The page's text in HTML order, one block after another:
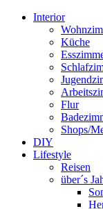
Interior
Küche
Flur
Shops/
DIY
Lifestyle
Reisen
über´s